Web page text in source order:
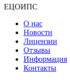
ЕЦОИПС
О нас
Новости
Лицензии
Отзывы
Информация
Контакты